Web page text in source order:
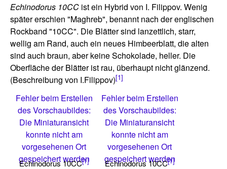
Echinodorus 10CC ist ein Hybrid von I. Filippov. Wenig
später erschien "Maghreb", benannt nach der englischen
Rockband "10CC". Die Blätter sind lanzettlich, starr,
wellig am Rand, auch ein neues Himbeerblatt, die alten
sind auch braun, aber keine Schokolade, heller. Die
Oberfläche der Blätter ist rau, überhaupt nicht glänzend.
(Beschreibung von I.Filippov)[1]
Fehler beim Erstellen
des Vorschaubildes:
Die Miniaturansicht
konnte nicht am
vorgesehenen Ort
gespeichert werden
Echinodorus 10CC[1]
Fehler beim Erstellen
des Vorschaubildes:
Die Miniaturansicht
konnte nicht am
vorgesehenen Ort
gespeichert werden
Echinodorus 10CC[1]